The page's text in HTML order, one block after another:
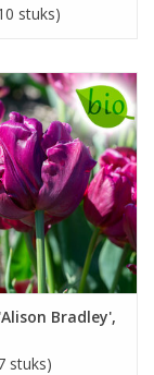
stuks)
Bradley',
stuks)